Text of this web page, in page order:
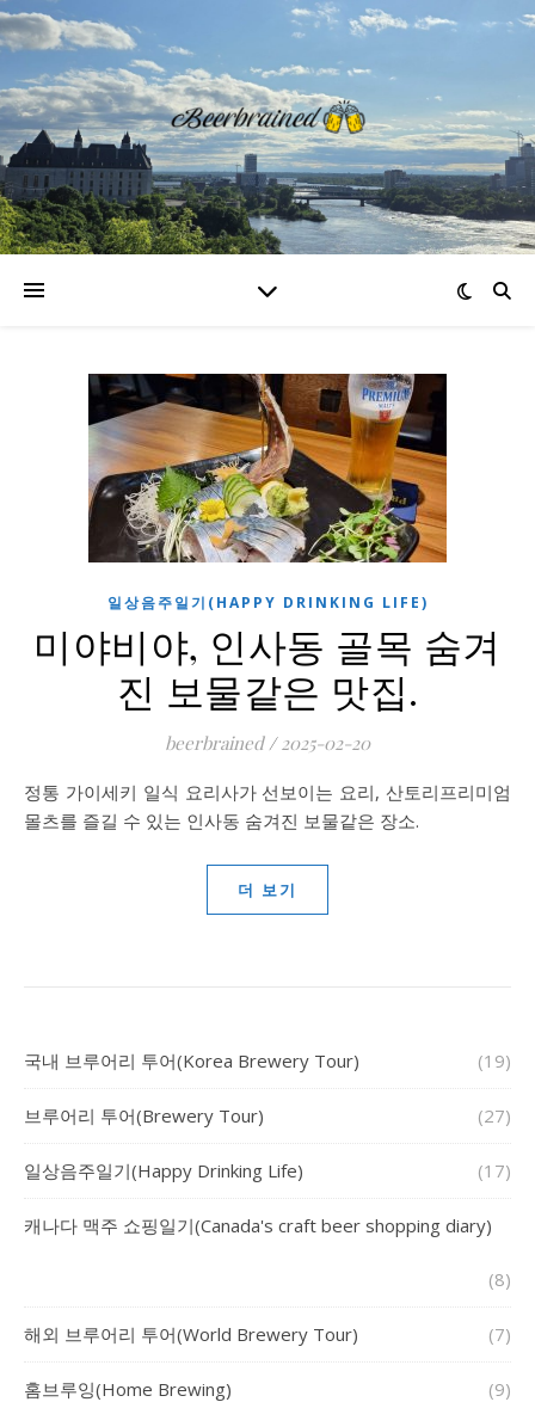
일상음주일기(HAPPY DRINKING LIFE)
미야비야, 인사동 골목 숨겨
진 보물같은 맛집.
beerbrained / 2025-02-20
정통 가이세키 일식 요리사가 선보이는 요리, 산토리프리미엄
몰츠를 즐길 수 있는 인사동 숨겨진 보물같은 장소.
더 보기
국내 브루어리 투어(Korea Brewery Tour) (19)
브루어리 투어(Brewery Tour) (27)
일상음주일기(Happy Drinking Life) (17)
캐나다 맥주 쇼핑일기(Canada's craft beer shopping diary)
(8)
해외 브루어리 투어(World Brewery Tour) (7)
홈브루잉(Home Brewing) (9)